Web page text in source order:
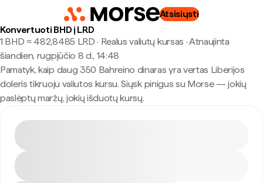
Atsisiųsti
Konvertuoti BHD į LRD
1 BHD ≈ 482,8485 LRD · Realus valiutų kursas ·Atnaujinta
šiandien, rugpjūčio 8 d., 14:48
Pamatyk, kaip daug 350 Bahreino dinaras yra vertas Liberijos
doleris tikruoju valiutos kursu. Siųsk pinigus su Morse — jokių
paslėptų maržų, jokių išduotų kursų.